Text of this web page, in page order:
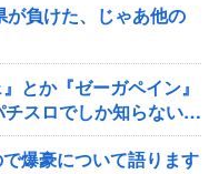
負けた、じゃあ他の
とか『ゼーガペイン』
スロでしか知らない謎
爆豪について語ります